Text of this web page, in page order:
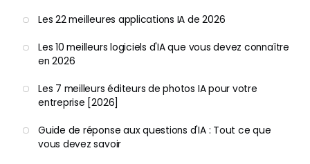
Les 22 meilleures applications IA de 2026
Les 10 meilleurs logiciels d'IA que vous devez connaître
en 2026
Les 7 meilleurs éditeurs de photos IA pour votre
entreprise [2026]
Guide de réponse aux questions d'IA : Tout ce que
vous devez savoir